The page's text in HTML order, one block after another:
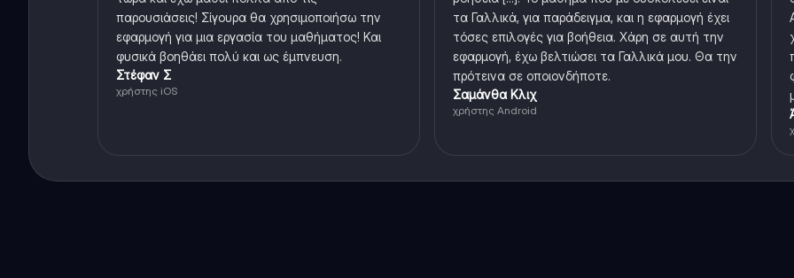
παρουσιάσεις! Σίγουρα θα χρησιμοποιήσω την
εφαρμογή για μια εργασία του μαθήματος! Και
φυσικά βοηθάει πολύ και ως έμπνευση.
Στέφαν Σ
χρήστης iOS
τα Γαλλικά, για παράδειγμα, και η εφαρμογή έχει
τόσες επιλογές για βοήθεια. Χάρη σε αυτή την
εφαρμογή, έχω βελτιώσει τα Γαλλικά μου. Θα την
πρότεινα σε οποιονδήποτε.
Σαμάνθα Κλιχ
χρήστης Android